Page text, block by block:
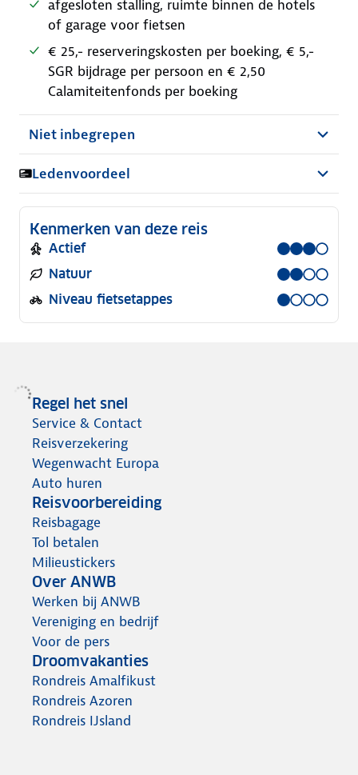
afgesloten stalling, ruimte binnen de hotels
of garage voor fietsen
€ 25,- reserveringskosten per boeking, € 5,-
SGR bijdrage per persoon en € 2,50
Calamiteitenfonds per boeking
Niet inbegrepen
Ledenvoordeel
Kenmerken van deze reis
Actief
Natuur
Niveau fietsetappes
Regel het snel
Service & Contact
Reisverzekering
Wegenwacht Europa
Auto huren
Reisvoorbereiding
Reisbagage
Tol betalen
Milieustickers
Over ANWB
Werken bij ANWB
Vereniging en bedrijf
Voor de pers
Droomvakanties
Rondreis Amalfikust
Rondreis Azoren
Rondreis IJsland